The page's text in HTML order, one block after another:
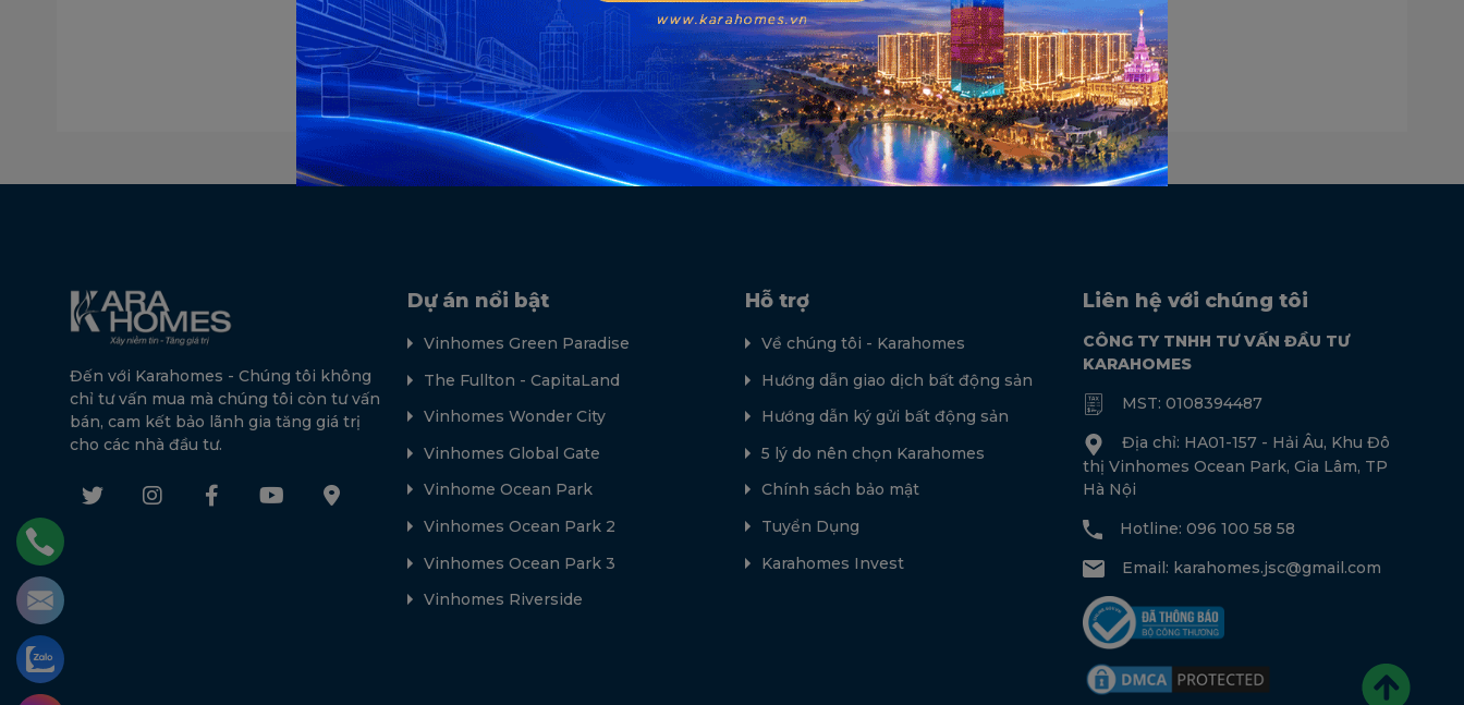
* Chúng tôi cam kết bảo mật thông tin và sẽ không spam làm phiền quý khách hàng!
Đến với Karahomes - Chúng tôi không
chỉ tư vấn mua mà chúng tôi còn tư vấn
bán, cam kết bảo lãnh gia tăng giá trị
cho các nhà đầu tư.
Dự án nổi bật
Vinhomes Green Paradise
The Fullton - CapitaLand
Vinhomes Wonder City
Vinhomes Global Gate
Vinhome Ocean Park
Vinhomes Ocean Park 2
Vinhomes Ocean Park 3
Vinhomes Riverside
Hỗ trợ
Về chúng tôi - Karahomes
Hướng dẫn giao dịch bất động sản
Hướng dẫn ký gửi bất động sản
5 lý do nên chọn Karahomes
Chính sách bảo mật
Tuyển Dụng
Karahomes Invest
Liên hệ với chúng tôi
CÔNG TY TNHH TƯ VẤN ĐẦU TƯ
KARAHOMES
MST: 0108394487
Địa chỉ: HA01-157 - Hải Âu, Khu Đô
thị Vinhomes Ocean Park, Gia Lâm, TP
Hà Nội
Hotline: 096 100 58 58
Email: karahomes.jsc@gmail.com